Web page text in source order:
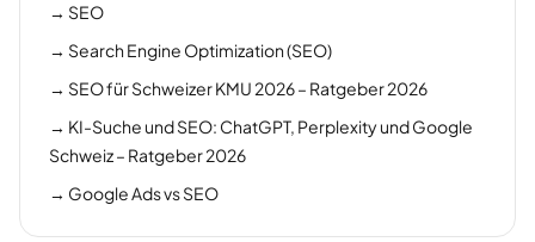
→ SEO
→ Search Engine Optimization (SEO)
→ SEO für Schweizer KMU 2026 – Ratgeber 2026
→ KI-Suche und SEO: ChatGPT, Perplexity und Google
Schweiz – Ratgeber 2026
→ Google Ads vs SEO